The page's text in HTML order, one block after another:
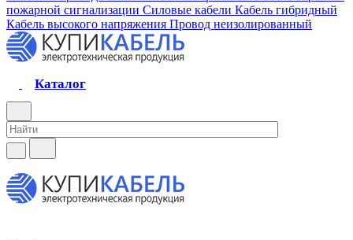
пожарной сигнализации Силовые кабели Кабель гибридный
Кабель высокого напряжения Провод неизолированный
Каталог